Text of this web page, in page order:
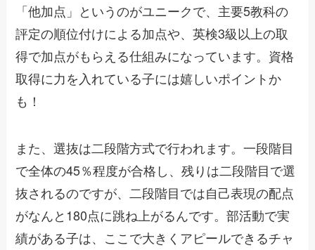
「他加点」というのがユニークで、主要5教科の
評定の順位付けによる加点や、英検3級以上の取
得で加点がもらえる仕組みになっています。資格
取得に力を入れている子には嬉しいポイントか
も！
また、選抜は二段階方式で行われます。一段階目
で全体の45％程度が合格し、残りは二段階目で選
抜されるのですが、二段階目では自己表現の配点
がなんと180点に跳ね上がるんです。部活動で実
績がある子は、ここで大きくアピールできるチャ